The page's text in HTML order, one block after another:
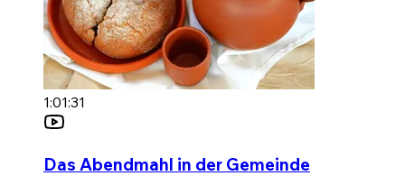
1:01:31
Das Abendmahl in der Gemeinde